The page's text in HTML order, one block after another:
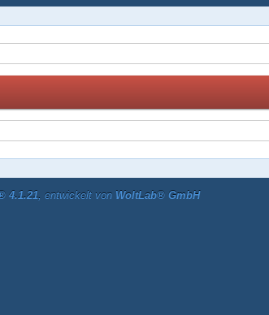
4.1.21, entwickelt von WoltLab® GmbH